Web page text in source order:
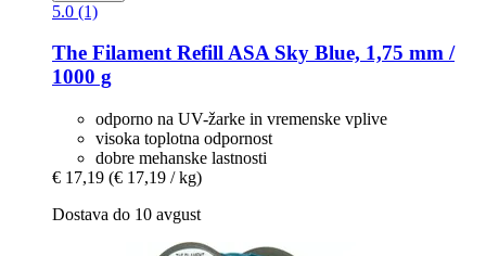
5.0 (1)
The FilamentRefill ASA Sky Blue, 1,75 mm /
1000 g
odporno na UV-žarke in vremenske vplive
visoka toplotna odpornost
dobre mehanske lastnosti
€ 17,19 (€ 17,19 / kg)
Dostava do 10 avgust